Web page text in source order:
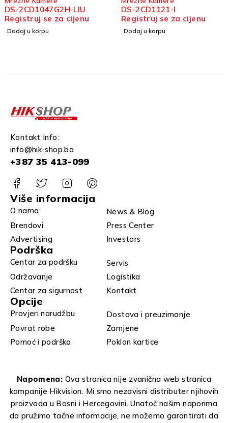
DS-2CD1121-I
Registruj se za cijenu
Dodaj u korpu
DS-2CD2443G2
Registruj se za
Odaberi opcije
Kontakt Info:
info@hik-shop.ba
+387 35 413-099
Više informacija
O nama
News & Blog
Brendovi
Press Center
Advertising
Investors
Podrška
Centar za podršku
Servis
Održavanje
Logistika
Centar za sigurnost
Kontakt
Opcije
Provjeri narudžbu
Dostava i preuzimanje
Povrat robe
Zamjene
Pomoć i podrška
Poklon kartice
Napomena: Ova stranica nije zvanična web stranica
kompanije Hikvision. Mi smo nezavisni distributer njihovih
proizvoda u Bosni i Hercegovini. Unatoč našim naporima
da pružimo tačne informacije, ne možemo garantirati da